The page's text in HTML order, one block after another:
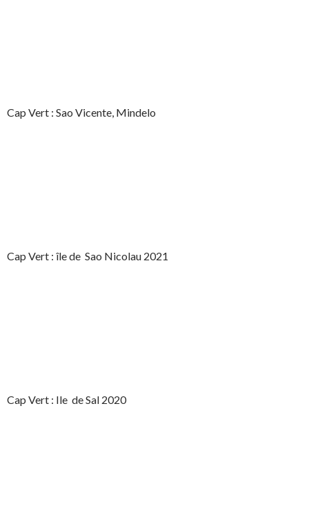
Cap Vert : Sao Vicente, Mindelo
Cap Vert : île de Sao Nicolau 2021
Cap Vert : Ile de Sal 2020